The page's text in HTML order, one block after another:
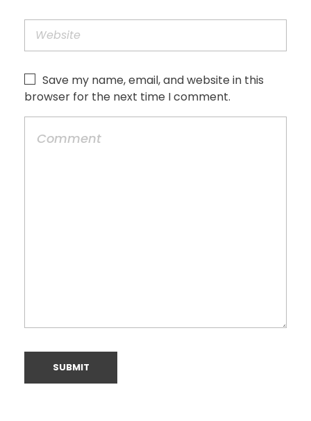
Save my name, email, and website in this
browser for the next time I comment.